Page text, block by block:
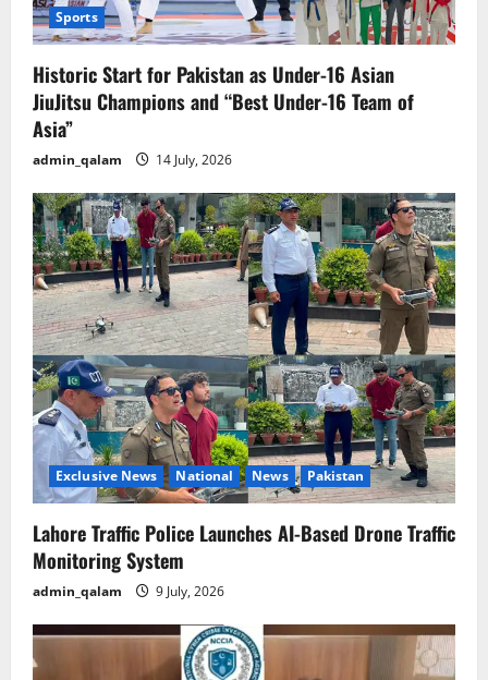
Sports
Historic Start for Pakistan as Under-16 Asian
JiuJitsu Champions and “Best Under-16 Team of
Asia”
admin_qalam 14 July, 2026
Exclusive News National News Pakistan
Lahore Traffic Police Launches AI-Based Drone Traffic
Monitoring System
admin_qalam 9 July, 2026